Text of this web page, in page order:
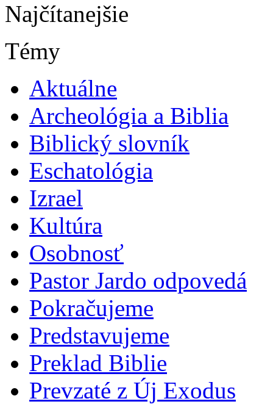
Najčítanejšie
Témy
Aktuálne
Archeológia a Biblia
Biblický slovník
Eschatológia
Izrael
Kultúra
Osobnosť
Pastor Jardo odpovedá
Pokračujeme
Predstavujeme
Preklad Biblie
Prevzaté z Új Exodus